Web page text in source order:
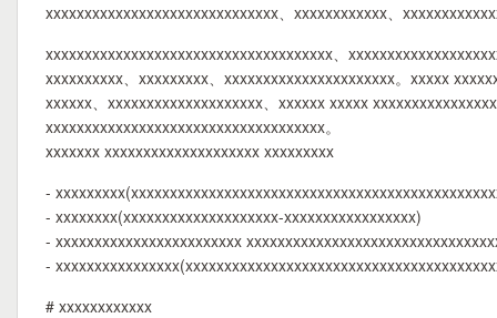
xxxxxxxxxxxxxxxxxxxxxxxxxxxxxx、xxxxxxxxxxxx、
xxxxxxxxxxxxxxxxxxxxxxxxxxxxxxxxxxxxx、
xxxxxxxxxx、xxxxxxxxx、xxxxxxxxxxxxxxxxxxxxxx。xxxxx
xxxxxx、xxxxxxxxxxxxxxxxxxxx、xxxxxx xxxxx
xxxxxxxxxxxxxxxxxxxxxxxxxxxxxxxxxxxx。
xxxxxxx xxxxxxxxxxxxxxxxxxxx xxxxxxxxx
-
- xxxxxxxx(xxxxxxxxxxxxxxxxxxxx-xxxxxxxxxxxxxxxxx)
- xxxxxxxxxxxxxxxxxxxxxxxx
-
# xxxxxxxxxxxx